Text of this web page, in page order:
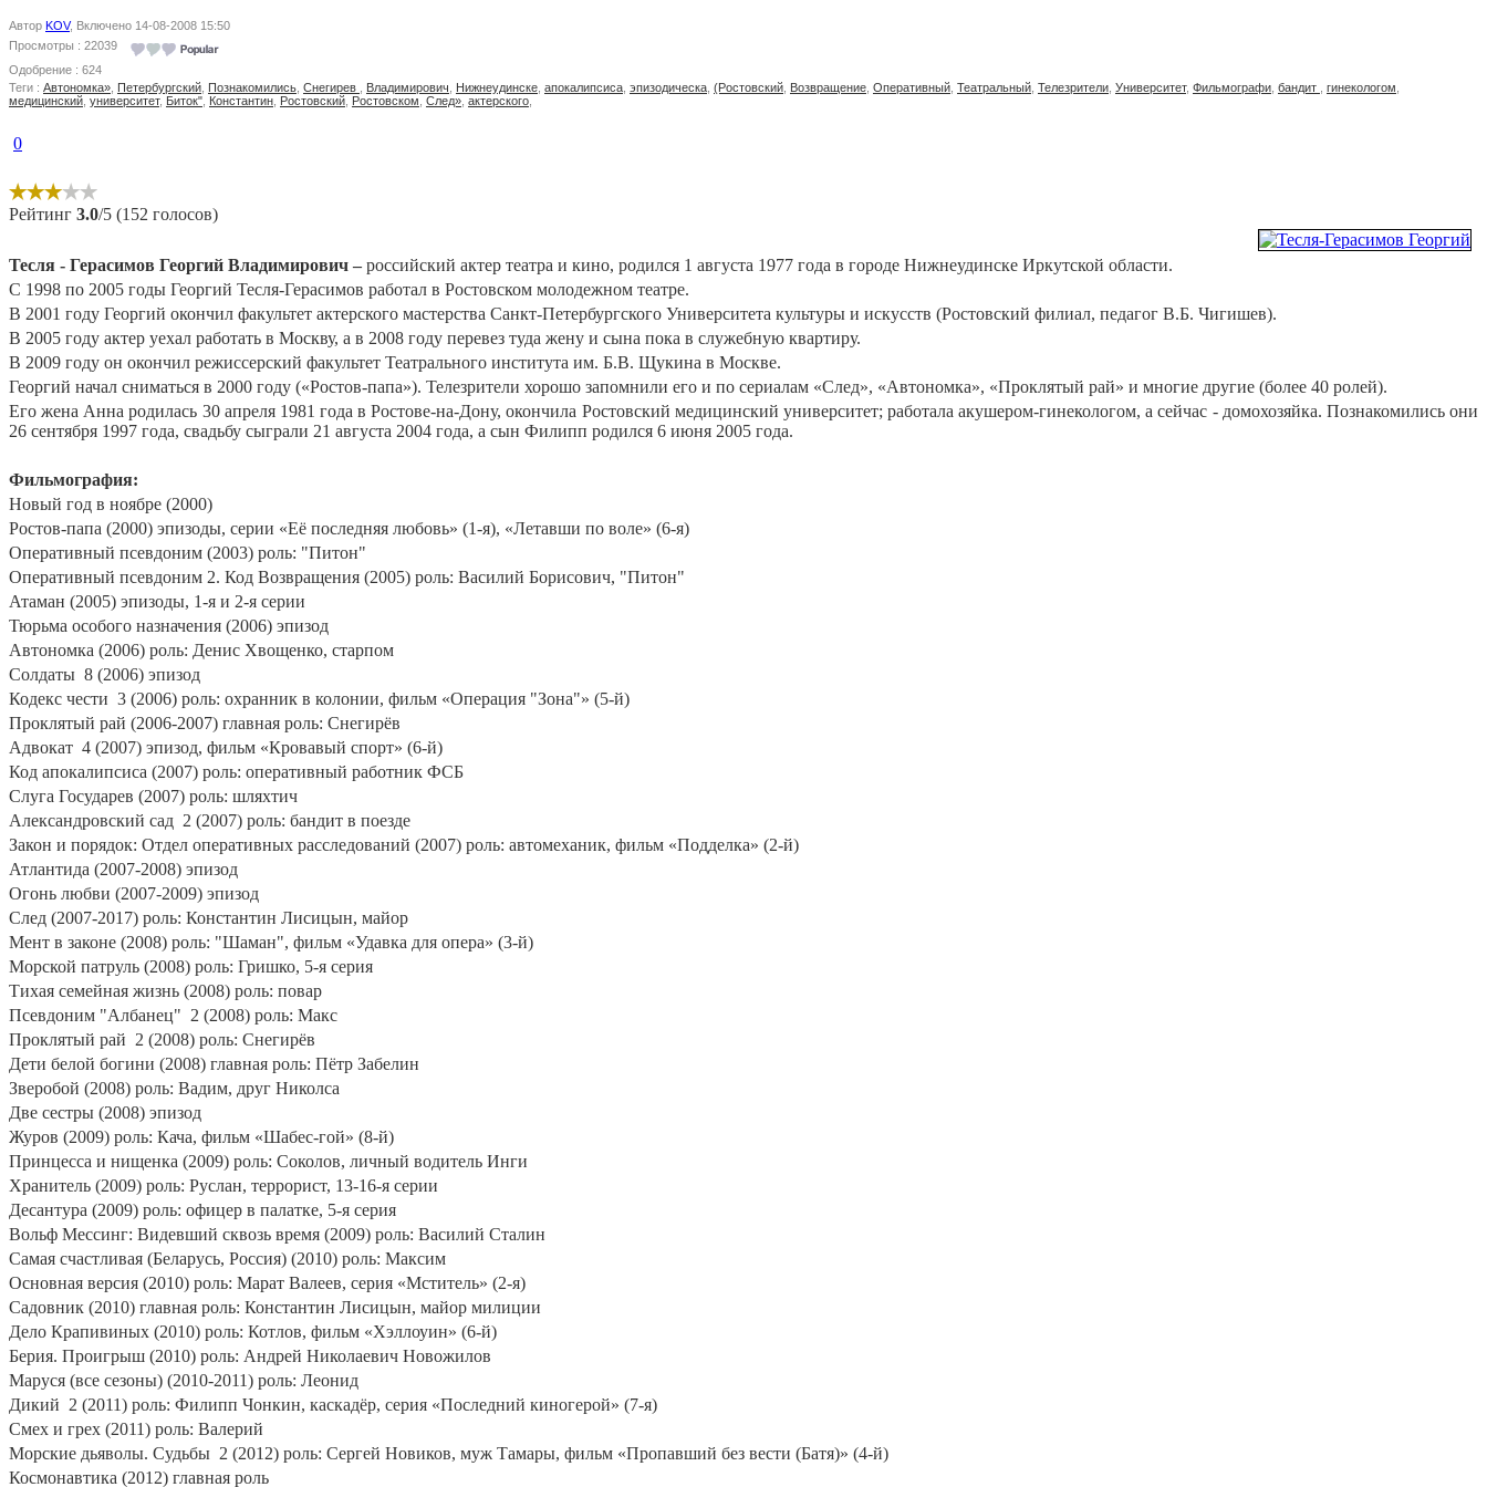
Автор KOV, Включено 14-08-2008 15:50
Просмотры : 22039
Одобрение : 624
Теги : Автономка» Петербургский Познакомились Снегирев Владимирович Нижнеудинске апокалипсиса эпизодическа (Ростовский Возвращение Оперативный Театральный Телезрители Университет, Фильмографи бандит гинекологом
медицинский университет, Биток" Константин Ростовский Ростовском След» актерского
0
Рейтинг 3.0/5 (152 голосов)
Тесля - Герасимов Георгий Владимирович – российский актер театра и кино, родился 1 августа 1977 года в городе Нижнеудинске Иркутской области.
С 1998 по 2005 годы Георгий Тесля-Герасимов работал в Ростовском молодежном театре.
В 2001 году Георгий окончил факультет актерского мастерства Санкт-Петербургского Университета культуры и искусств (Ростовский филиал, педагог В.Б. Чигишев).
В 2005 году актер уехал работать в Москву, а в 2008 году перевез туда жену и сына пока в служебную квартиру.
В 2009 году он окончил режиссерский факультет Театрального института им. Б.В. Щукина в Москве.
Георгий начал сниматься в 2000 году («Ростов-папа»). Телезрители хорошо запомнили его и по сериалам «След», «Автономка», «Проклятый рай» и многие другие (более 40 ролей).
Его жена Анна родилась 30 апреля 1981 года в Ростове-на-Дону, окончила Ростовский медицинский университет; работала акушером-гинекологом, а сейчас - домохозяйка. Познакомились они
26 сентября 1997 года, свадьбу сыграли 21 августа 2004 года, а сын Филипп родился 6 июня 2005 года.
Фильмография:
Новый год в ноябре (2000)
Ростов-папа (2000) эпизоды, серии «Её последняя любовь» (1-я), «Летавши по воле» (6-я)
Оперативный псевдоним (2003) роль: "Питон"
Оперативный псевдоним 2. Код Возвращения (2005) роль: Василий Борисович, "Питон"
Атаман (2005) эпизоды, 1-я и 2-я серии
Тюрьма особого назначения (2006) эпизод
Автономка (2006) роль: Денис Хвощенко, старпом
Солдаты 8 (2006) эпизод
Кодекс чести 3 (2006) роль: охранник в колонии, фильм «Операция "Зона"» (5-й)
Проклятый рай (2006-2007) главная роль: Снегирёв
Адвокат 4 (2007) эпизод, фильм «Кровавый спорт» (6-й)
Код апокалипсиса (2007) роль: оперативный работник ФСБ
Слуга Государев (2007) роль: шляхтич
Александровский сад 2 (2007) роль: бандит в поезде
Закон и порядок: Отдел оперативных расследований (2007) роль: автомеханик, фильм «Подделка» (2-й)
Атлантида (2007-2008) эпизод
Огонь любви (2007-2009) эпизод
След (2007-2017) роль: Константин Лисицын, майор
Мент в законе (2008) роль: "Шаман", фильм «Удавка для опера» (3-й)
Морской патруль (2008) роль: Гришко, 5-я серия
Тихая семейная жизнь (2008) роль: повар
Псевдоним "Албанец" 2 (2008) роль: Макс
Проклятый рай 2 (2008) роль: Снегирёв
Дети белой богини (2008) главная роль: Пётр Забелин
Зверобой (2008) роль: Вадим, друг Николса
Две сестры (2008) эпизод
Журов (2009) роль: Кача, фильм «Шабес-гой» (8-й)
Принцесса и нищенка (2009) роль: Соколов, личный водитель Инги
Хранитель (2009) роль: Руслан, террорист, 13-16-я серии
Десантура (2009) роль: офицер в палатке, 5-я серия
Вольф Мессинг: Видевший сквозь время (2009) роль: Василий Сталин
Самая счастливая (Беларусь, Россия) (2010) роль: Максим
Основная версия (2010) роль: Марат Валеев, серия «Мститель» (2-я)
Садовник (2010) главная роль: Константин Лисицын, майор милиции
Дело Крапивиных (2010) роль: Котлов, фильм «Хэллоуин» (6-й)
Берия. Проигрыш (2010) роль: Андрей Николаевич Новожилов
Маруся (все сезоны) (2010-2011) роль: Леонид
Дикий 2 (2011) роль: Филипп Чонкин, каскадёр, серия «Последний киногерой» (7-я)
Смех и грех (2011) роль: Валерий
Морские дьяволы. Судьбы 2 (2012) роль: Сергей Новиков, муж Тамары, фильм «Пропавший без вести (Батя)» (4-й)
Космонавтика (2012) главная роль